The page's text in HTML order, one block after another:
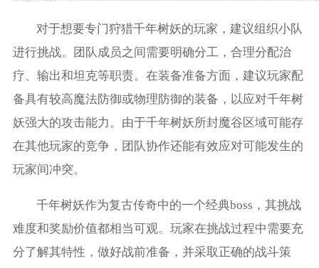
对于想要专门狩猎千年树妖的玩家，建议组织小队
进行挑战。团队成员之间需要明确分工，合理分配治
疗、输出和坦克等职责。在装备准备方面，建议玩家配
备具有较高魔法防御或物理防御的装备，以应对千年树
妖强大的攻击能力。由于千年树妖所封魔谷区域可能存
在其他玩家的竞争，团队协作还能有效应对可能发生的
玩家间冲突。
千年树妖作为复古传奇中的一个经典boss，其挑战
难度和奖励价值都相当可观。玩家在挑战过程中需要充
分了解其特性，做好战前准备，并采取正确的战斗策